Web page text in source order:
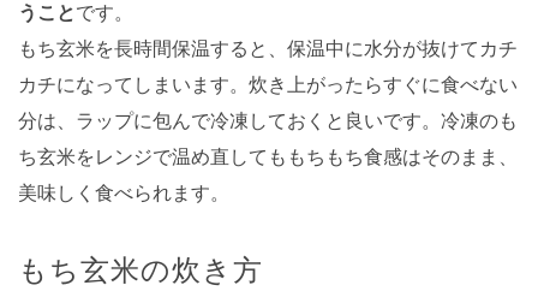
うことです。
もち玄米を長時間保温すると、保温中に水分が抜けてカチ
カチになってしまいます。炊き上がったらすぐに食べない
分は、ラップに包んで冷凍しておくと良いです。冷凍のも
ち玄米をレンジで温め直してももちもち食感はそのまま、
美味しく食べられます。
もち玄米の炊き方